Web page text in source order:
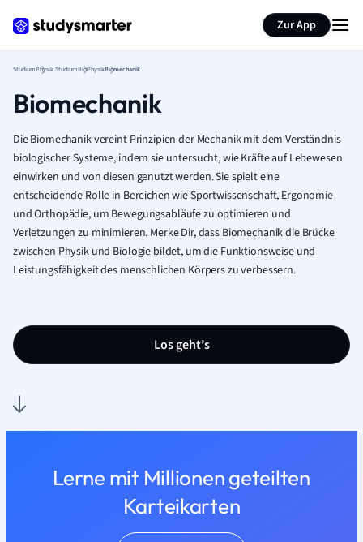
Zur App
StudiumPhysik StudiumBioPhysikBiomechanik
Biomechanik
Die Biomechanik vereint Prinzipien der Mechanik mit dem Verständnis
biologischer Systeme, indem sie untersucht, wie Kräfte auf Lebewesen
einwirken und von diesen genutzt werden. Sie spielt eine
entscheidende Rolle in Bereichen wie Sportwissenschaft, Ergonomie
und Orthopädie, um Bewegungsabläufe zu optimieren und
Verletzungen zu minimieren. Merke Dir, dass Biomechanik die Brücke
zwischen Physik und Biologie bildet, um die Funktionsweise und
Leistungsfähigkeit des menschlichen Körpers zu verbessern.
Los geht’s
Lerne mit Millionen geteilten
Karteikarten